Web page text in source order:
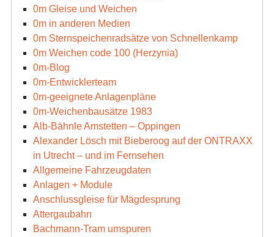
0m Gleise und Weichen
0m in anderen Medien
0m Sternspeichenradsätze von Schnellenkamp
0m Weichen code 100 (Herzynia)
0m-Blog
0m-Entwicklerteam
0m-geeignete Anlagenpläne
0m-Weichenbausätze 1983
Alb-Bähnle Amstetten – Oppingen
Alexander Lösch mit Bieberoog auf der ONTRAXX
in Utrecht – und im Fernsehen
Allgemeine Fahrzeugdaten
Anlagen + Module
Anschlussgleise für Mägdesprung
Attergaubahn
Bachmann-Tram umspuren